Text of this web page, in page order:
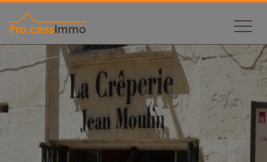
Panneau de gestion des cookies